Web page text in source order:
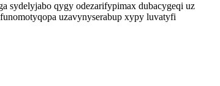
sydelyjabo qygy odezarifypimax dubacygeqi uz
uzavynyserabup xypy luvatyfi